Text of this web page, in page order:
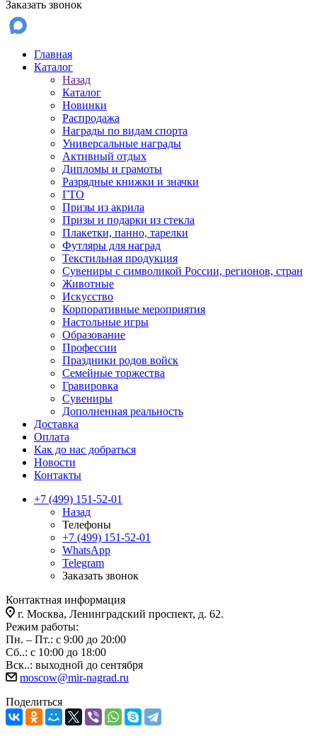
Заказать звонок
Главная
Каталог
Назад
Каталог
Новинки
Распродажа
Награды по видам спорта
Универсальные награды
Активный отдых
Дипломы и грамоты
Разрядные книжки и значки
ГТО
Призы из акрила
Призы и подарки из стекла
Плакетки, панно, тарелки
Футляры для наград
Текстильная продукция
Сувениры с символикой России, регионов, стран
Животные
Искусство
Корпоративные мероприятия
Настольные игры
Образование
Профессии
Праздники родов войск
Семейные торжества
Гравировка
Сувениры
Дополненная реальность
Доставка
Оплата
Как до нас добраться
Новости
Контакты
+7 (499) 151-52-01
Назад
Телефоны
+7 (499) 151-52-01
WhatsApp
Telegram
Заказать звонок
Контактная информация
г. Москва, Ленинградский проспект, д. 62.
Режим работы:
Пн. – Пт.: с 9:00 до 20:00
Сб..: с 10:00 до 18:00
Вск..: выходной до сентября
moscow@mir-nagrad.ru
Поделиться